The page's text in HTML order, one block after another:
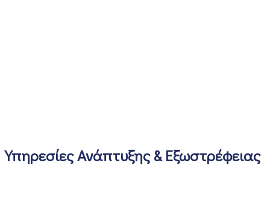
Υπηρεσίες Ανάπτυξης & Εξωστρέφειας